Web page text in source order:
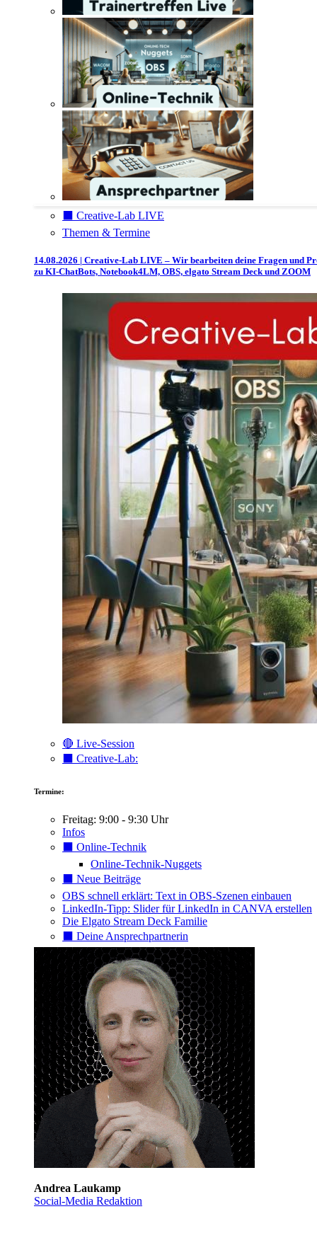
⬛️ Creative-Lab LIVE
Themen & Termine
14.08.2026 | Creative-Lab LIVE – Wir bearbeiten deine Fragen und
zu KI-ChatBots, Notebook4LM, OBS, elgato Stream Deck und ZOOM
🔴 Live-Session
⬛️ Creative-Lab:
Termine:
Freitag: 9:00 - 9:30 Uhr
Infos
⬛️ Online-Technik
Online-Technik-Nuggets
⬛️ Neue Beiträge
OBS schnell erklärt: Text in OBS-Szenen einbauen
LinkedIn-Tipp: Slider für LinkedIn in CANVA erstellen
Die Elgato Stream Deck Familie
⬛️ Deine Ansprechpartnerin
Andrea Laukamp
Social-Media Redaktion